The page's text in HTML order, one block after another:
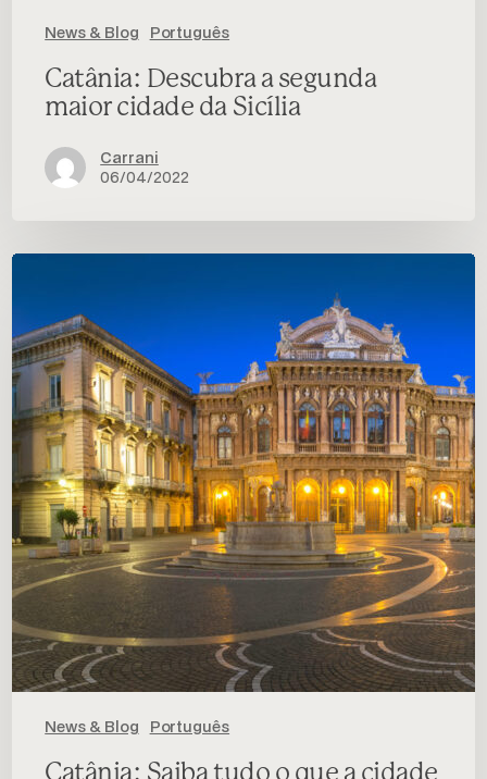
News & Blog Português
Catânia: Descubra a segunda
maior cidade da Sicília
Carrani
06/04/2022
News & Blog Português
o
que
a
cidade
oferece